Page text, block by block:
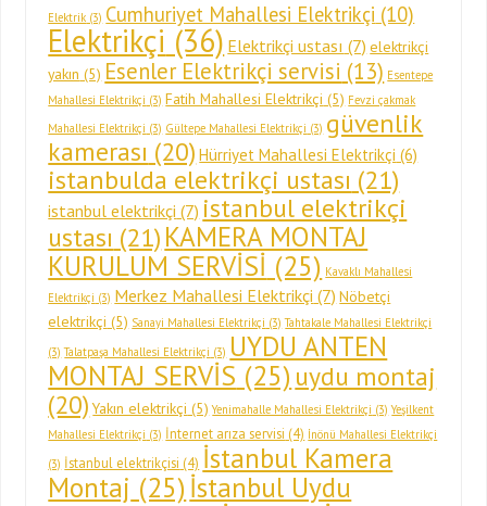
Elektrik (3) Cumhuriyet Mahallesi Elektrikçi (10)
Elektrikçi (36) Elektrikçi ustası (7) elektrikçi
yakın (5) Esenler Elektrikçi servisi (13) Esentepe
Mahallesi Elektrikçi (3) Fatih Mahallesi Elektrikçi (5) Fevzi çakmak
Mahallesi Elektrikçi (3) Gültepe Mahallesi Elektrikçi (3) güvenlik
kamerası (20) Hürriyet Mahallesi Elektrikçi (6)
istanbulda elektrikçi ustası (21)
istanbul elektrikçi (7) istanbul elektrikçi
ustası (21)KAMERA MONTAJ
KURULUM SERVİSİ (25) Kavaklı Mahallesi
Elektrikçi (3) Merkez Mahallesi Elektrikçi (7) Nöbetçi
elektrikçi (5) Sanayi Mahallesi Elektrikçi (3) Tahtakale Mahallesi Elektrikçi
(3) Talatpaşa Mahallesi Elektrikçi (3) UYDU ANTEN
MONTAJ SERVİS (25) uydu montaj
(20) Yakın elektrikçi (5) Yenimahalle Mahallesi Elektrikçi (3) Yeşilkent
Mahallesi Elektrikçi (3) İnternet arıza servisi (4) İnönü Mahallesi Elektrikçi
(3) İstanbul elektrikçisi (4) İstanbul Kamera
Montaj (25) İstanbul Uydu